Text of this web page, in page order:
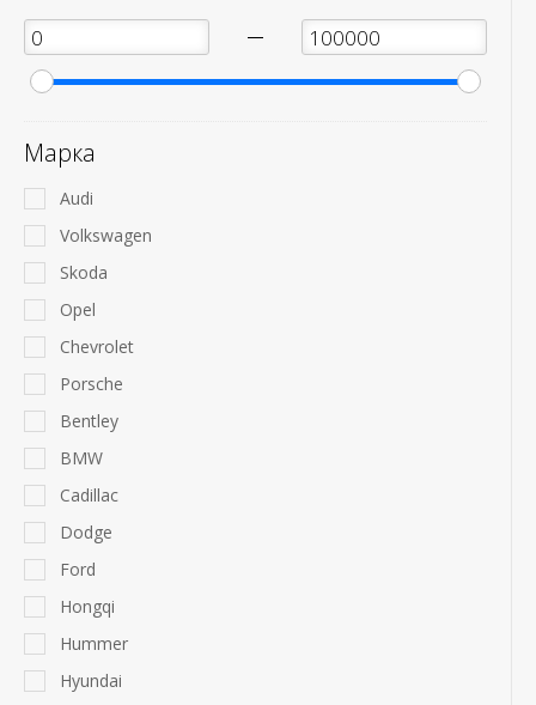
—
Марка
Audi
Volkswagen
Skoda
Opel
Chevrolet
Porsche
Bentley
BMW
Cadillac
Dodge
Ford
Hongqi
Hummer
Hyundai